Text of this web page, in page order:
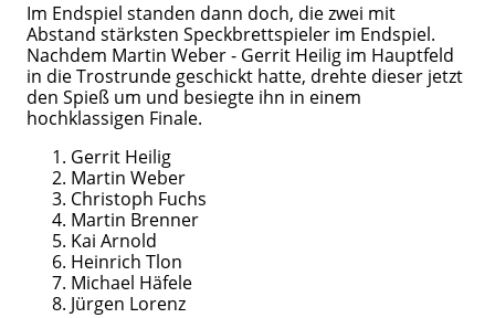
Im Endspiel standen dann doch, die zwei mit
Abstand stärksten Speckbrettspieler im Endspiel.
Nachdem Martin Weber - Gerrit Heilig im Hauptfeld
in die Trostrunde geschickt hatte, drehte dieser jetzt
den Spieß um und besiegte ihn in einem
hochklassigen Finale.
Gerrit Heilig
Martin Weber
Christoph Fuchs
Martin Brenner
Kai Arnold
Heinrich Tlon
Michael Häfele
Jürgen Lorenz